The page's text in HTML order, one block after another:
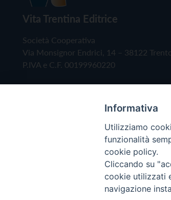
Vita Trentina Editrice
Società Cooperativa
Via Monsignor Endrici, 14 – 38122
P.IVA e C.F. 00199960220
Copyright © 2019 - Tutti i diritti
Informativa
Utilizziamo
funzionalità
cookie policy.
Cliccando su
cookie utilizzati
navigazione